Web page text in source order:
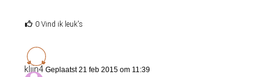
0 Vind ik leuk's
klijn4 Geplaatst 21 feb 2015 om 11:39